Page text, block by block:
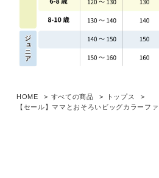
HOME すべての商品
トップス
【セール】ママとおそろいビッグカラーフ